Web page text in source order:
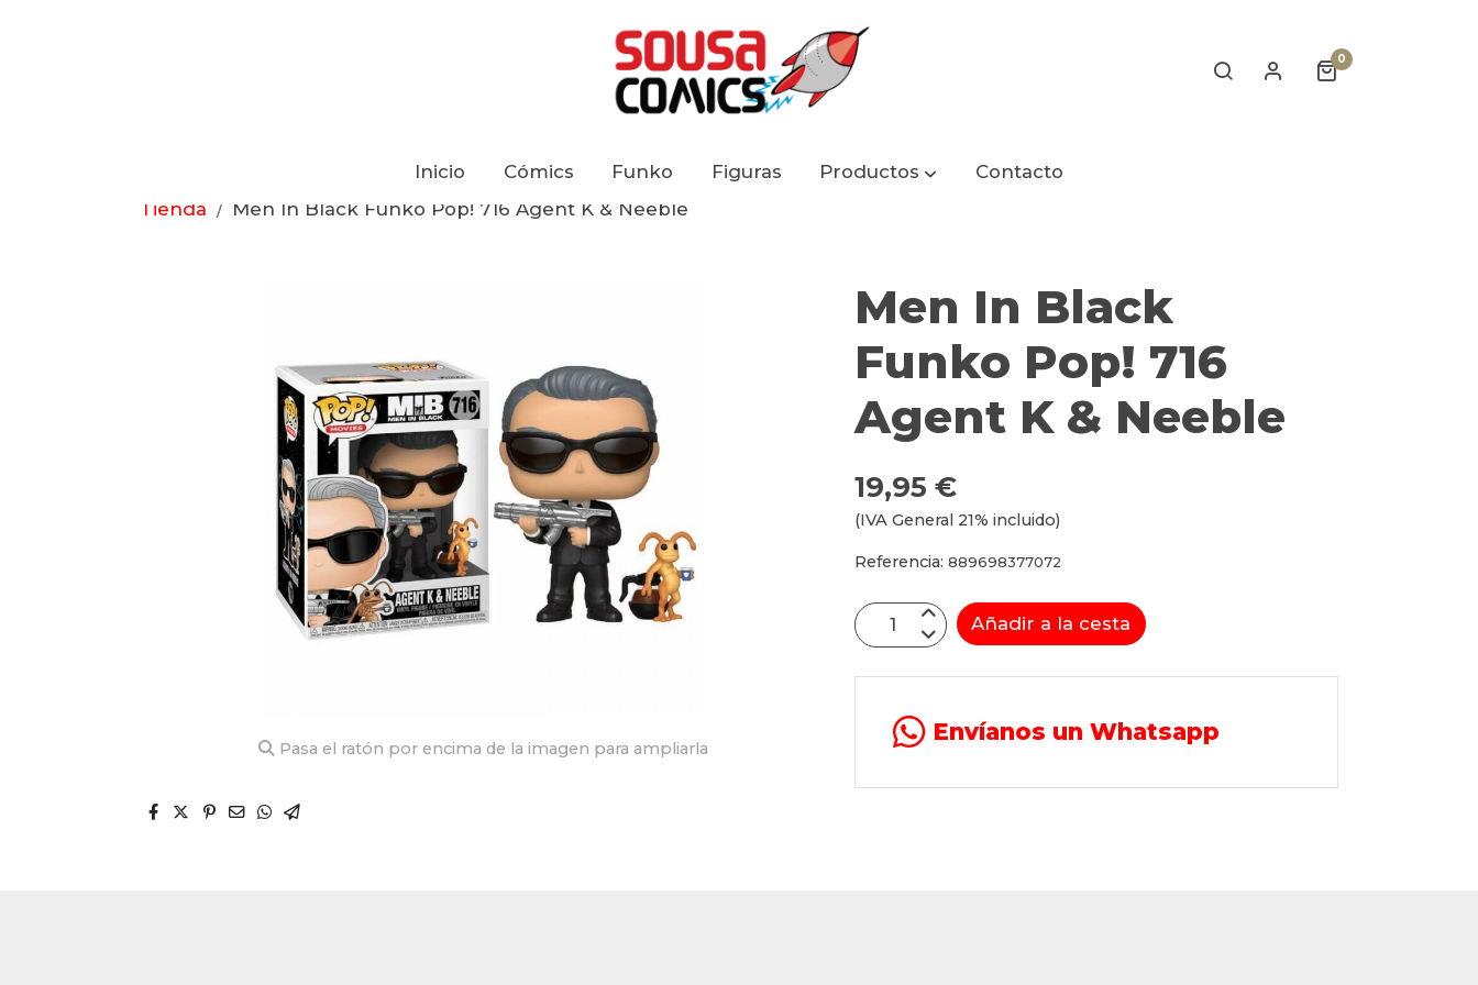
0
Inicio Cómics Funko Figuras Productos
Contacto
Tienda
Men In Black Funko Pop! 716 Agent K & Neeble
Pasa el ratón por encima de la imagen para ampliarla
Men In Black
Funko Pop! 716
Agent K & Neeble
19,95 €
(IVA General 21% incluido)
Referencia:889698377072
Añadir a la cesta
Envíanos un Whatsapp